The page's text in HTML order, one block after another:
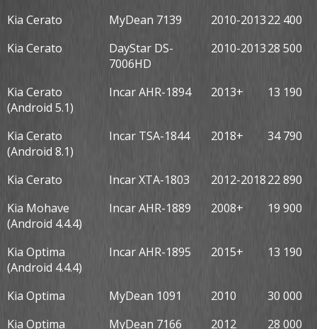
Kia Cerato MyDean 7139 2010-201322 400
Kia Cerato
DayStar DS-
7006HD
2010-201328 500
Kia Cerato
(Android 5.1)
Incar AHR-1894 2013+ 13 190
Kia Cerato
(Android 8.1)
Incar TSA-1844 2018+ 34 790
Kia Cerato Incar XTA-1803 2012-201822 890
Kia Mohave
(Android 4.4.4)
Incar AHR-1889 2008+ 19 900
Kia Optima
(Android 4.4.4)
Incar AHR-1895 2015+ 13 190
Kia Optima MyDean 1091 2010
30 000
Kia Optima
MyDean 7166 2012
28 000